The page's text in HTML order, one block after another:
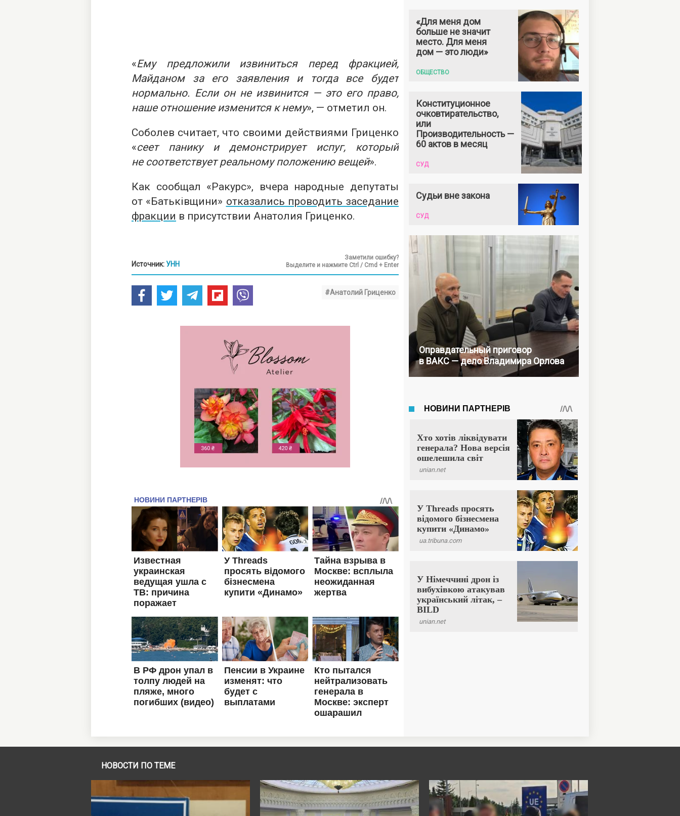
«Ему предложили извиниться перед фракцией,
Майданом за его заявления и тогда все будет
нормально. Если он не извинится — это его право,
наше отношение изменится к нему», — отметил он.
Соболев считает, что своими действиями Гриценко
«сеет панику и демонстрирует испуг, который
не соответствует реальному положению вещей».
Как сообщал «Ракурс», вчера народные депутаты
от «Батьківщини» отказались проводить заседание
фракции в присутствии Анатолия Гриценко.
Источник: УНН
Заметили ошибку?
Выделите и нажмите Ctrl / Cmd + Enter
#Анатолий Гриценко
«Для меня дом
больше не значит
место. Для меня
дом — это люди»
ОБЩЕСТВО
Конституционное
очковтирательство,
или
Производительность —
60 актов в месяц
СУД
Судьи вне закона
СУД
Оправдательный приговор
в ВАКС — дело Владимира Орлова
НОВОСТИ ПО ТЕМЕ